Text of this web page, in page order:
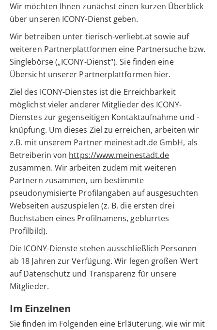
Wir möchten Ihnen zunächst einen kurzen Überblick
über unseren ICONY-Dienst geben.
Wir betreiben unter tierisch-verliebt.at sowie auf
weiteren Partnerplattformen eine Partnersuche bzw.
Singlebörse („ICONY-Dienst“). Sie finden eine
Übersicht unserer Partnerplattformen hier.
Ziel des ICONY-Dienstes ist die Erreichbarkeit
möglichst vieler anderer Mitglieder des ICONY-
Dienstes zur gegenseitigen Kontaktaufnahme und -
knüpfung. Um dieses Ziel zu erreichen, arbeiten wir
z.B. mit unserem Partner meinestadt.de GmbH, als
Betreiberin von https://www.meinestadt.de
zusammen. Wir arbeiten zudem mit weiteren
Partnern zusammen, um bestimmte
pseudonymisierte Profilangaben auf ausgesuchten
Webseiten auszuspielen (z. B. die ersten drei
Buchstaben eines Profilnamens, geblurrtes
Profilbild).
Die ICONY-Dienste stehen ausschließlich Personen
ab 18 Jahren zur Verfügung. Wir legen großen Wert
auf Datenschutz und Transparenz für unsere
Mitglieder.
Im Einzelnen
Sie finden im Folgenden eine Erläuterung, wie wir mit